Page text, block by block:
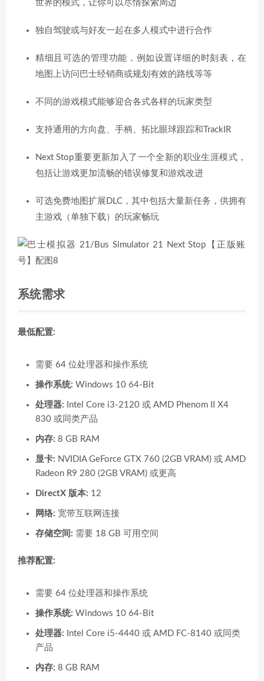
世界的模式，让你可以尽情探索周边
独自驾驶或与好友一起在多人模式中进行合作
精细且可选的管理功能，例如设置详细的时刻表，在
地图上访问巴士经销商或规划有效的路线等等
不同的游戏模式能够迎合各式各样的玩家类型
支持通用的方向盘、手柄、拓比眼球跟踪和TrackIR
Next Stop重要更新加入了一个全新的职业生涯模式，
包括让游戏更加流畅的错误修复和游戏改进
可选免费地图扩展DLC，其中包括大量新任务，供拥有
主游戏（单独下载）的玩家畅玩
系统需求
最低配置:
需要 64 位处理器和操作系统
操作系统: Windows 10 64-Bit
处理器: Intel Core i3-2120 或 AMD Phenom II X4
830 或同类产品
内存: 8 GB RAM
显卡: NVIDIA GeForce GTX 760 (2GB VRAM) 或 AMD
Radeon R9 280 (2GB VRAM) 或更高
DirectX 版本: 12
网络: 宽带互联网连接
存储空间: 需要 18 GB 可用空间
推荐配置:
需要 64 位处理器和操作系统
操作系统: Windows 10 64-Bit
处理器: Intel Core i5-4440 或 AMD FC-8140 或同类
产品
内存: 8 GB RAM